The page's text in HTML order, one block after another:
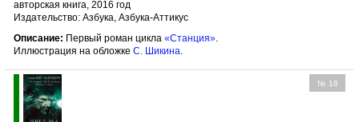
авторская книга, 2016 год
Издательство: Азбука, Азбука-Аттикус
Описание: Первый роман цикла «Станция»
Иллюстрация на обложке С. Шикина
№ 18